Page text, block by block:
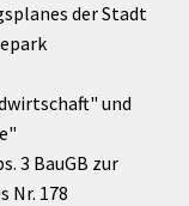
der Stadt
und
3 BauGB zur
Nr. 178